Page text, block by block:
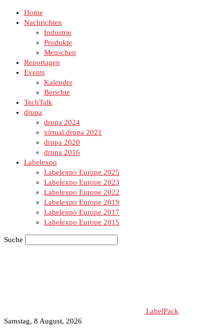
Home
Nachrichten
Industrie
Produkte
Menschen
Reportagen
Events
Kalender
Berichte
TechTalk
drupa
drupa 2024
virtual.drupa 2021
drupa 2020
drupa 2016
Labelexpo
Labelexpo Europe 2025
Labelexpo Europe 2023
Labelexpo Europe 2022
Labelexpo Europe 2019
Labelexpo Europe 2017
Labelexpo Europe 2015
Suche
LabelPack
Samstag, 8 August, 2026